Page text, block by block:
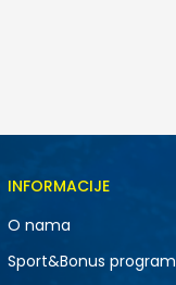
INFORMACIJE
O nama
Sport&Bonus program